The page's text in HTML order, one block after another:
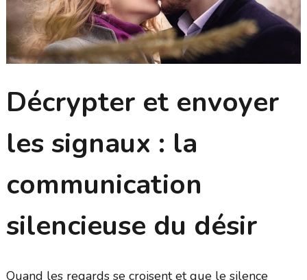
Décrypter et envoyer
les signaux : la
communication
silencieuse du désir
Quand les regards se croisent et que le silence